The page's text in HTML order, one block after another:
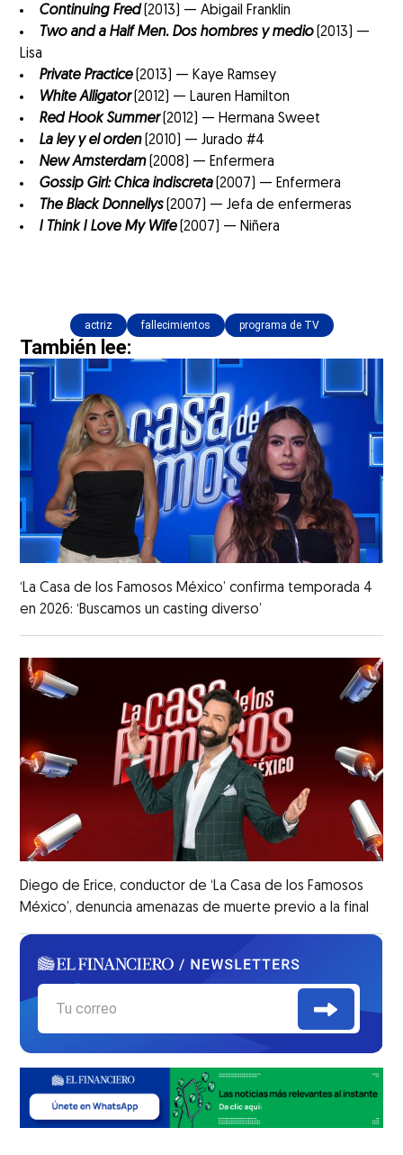
Continuing Fred(2013) — Abigail Franklin
Two and a Half Men. Dos hombres y medio(2013) —
Lisa
Private Practice(2013) — Kaye Ramsey
White Alligator(2012) — Lauren Hamilton
Red Hook Summer(2012) — Hermana Sweet
La ley y el orden(2010) — Jurado #4
New Amsterdam(2008) — Enfermera
Gossip Girl: Chica indiscreta(2007) — Enfermera
The Black Donnellys(2007) — Jefa de enfermeras
I Think I Love My Wife(2007) — Niñera
actriz fallecimientos programa de TV
También lee:
‘La Casa de los Famosos México’ confirma temporada 4
en 2026: ‘Buscamos un casting diverso’
Diego de Erice, conductor de ‘La Casa de los Famosos
México’, denuncia amenazas de muerte previo a la final